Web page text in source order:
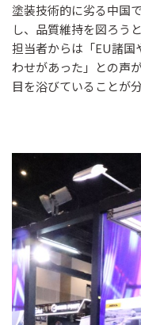
塗装技術的に劣る中国
し、品質維持を図ろう
担当者からは「EU諸国
わせがあった」との声
目を浴びていることが分